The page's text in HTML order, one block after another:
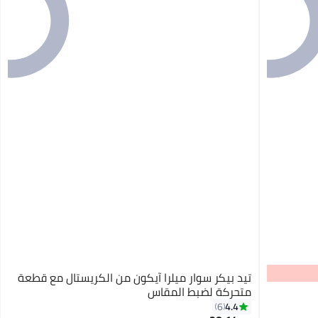
تيد بيكر سوار ميلرا آيكون من الكريستال مع قطعة
متحركة لضبط المقاس
4.4
6